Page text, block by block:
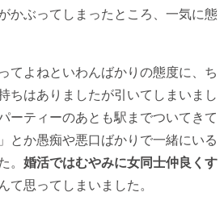
かぶってしまったところ、一気に態
てよねといわんばかりの態度に、ち
ちはありましたが引いてしまいまし
ーティーのあとも駅までついてきて
とか愚痴や悪口ばかりで一緒にいる
。 婚活ではむやみに女同士仲良くす
て思ってしまいました。